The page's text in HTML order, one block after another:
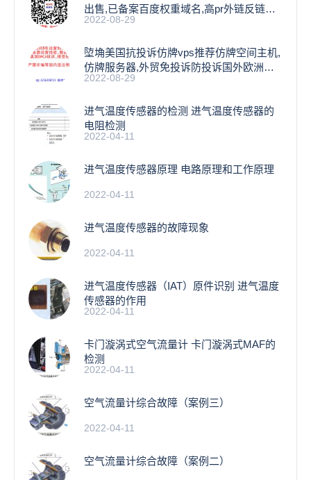
出售,已备案百度权重域名,高pr外链反链域
名
2022-08-29
埅埆美国抗投诉仿牌vps推荐仿牌空间主机,
仿牌服务器,外贸免投诉防投诉国外欧洲荷
兰
2022-08-29
进气温度传感器的检测 进气温度传感器的
电阻检测
2022-04-11
进气温度传感器原理 电路原理和工作原理
2022-04-11
进气温度传感器的故障现象
2022-04-11
进气温度传感器（IAT）原件识别 进气温度
传感器的作用
2022-04-11
卡门漩涡式空气流量计 卡门漩涡式MAF的
检测
2022-04-11
空气流量计综合故障（案例三）
2022-04-11
空气流量计综合故障（案例二）